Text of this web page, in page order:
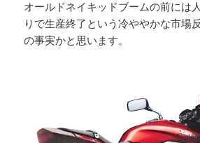
オールドネイキッドブームの前には
りで生産終了という冷ややかな市場
の事実かと思います。